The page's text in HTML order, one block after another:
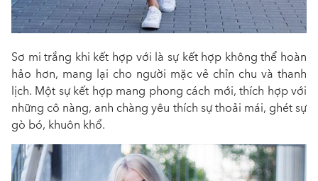
Sơ mi trắng khi kết hợp với là sự kết hợp không thể hoàn
hảo hơn, mang lại cho người mặc vẻ chỉn chu và thanh
lịch. Một sự kết hợp mang phong cách mới, thích hợp với
những cô nàng, anh chàng yêu thích sự thoải mái, ghét sự
gò bó, khuôn khổ.